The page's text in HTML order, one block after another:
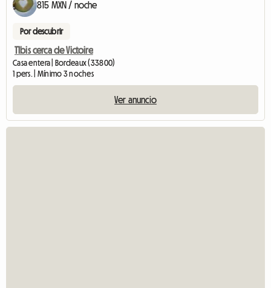
815 MXN / noche
Por descubrir
T1bis cerca de Victoire
Casa entera | Bordeaux (33800)
1 pers. | Mínimo 3 noches
Ver anuncio